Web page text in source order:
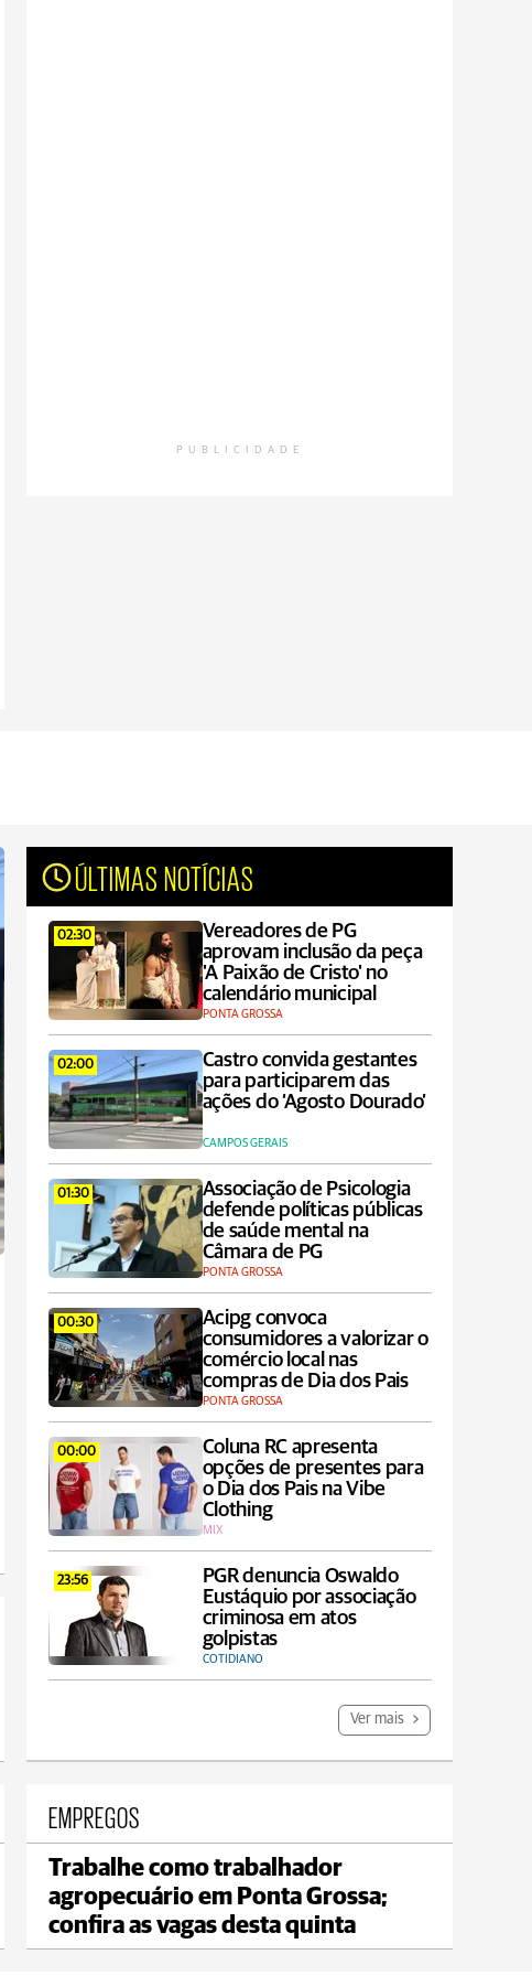
PUBLICIDADE
ÚLTIMAS NOTÍCIAS
02:30
Vereadores de PG
aprovam inclusão da peça
'A Paixão de Cristo' no
calendário municipal
PONTA GROSSA
02:00
Castro convida gestantes
para participarem das
ações do ‘Agosto Dourado’
CAMPOS GERAIS
01:30
Associação de Psicologia
defende políticas públicas
de saúde mental na
Câmara de PG
PONTA GROSSA
00:30
Acipg convoca
consumidores a valorizar o
comércio local nas
compras de Dia dos Pais
PONTA GROSSA
00:00
Coluna RC apresenta
opções de presentes para
o Dia dos Pais na Vibe
Clothing
MIX
23:56
PGR denuncia Oswaldo
Eustáquio por associação
criminosa em atos
golpistas
COTIDIANO
Ver mais
Jaguariaíva
max 21°C min 20°C
EMPREGOS
Trabalhe como trabalhador
agropecuário em Ponta Grossa;
confira as vagas desta quinta